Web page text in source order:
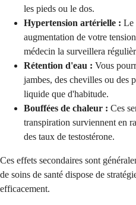
les pieds ou le dos.
Hypertension artérielle : Le
augmentation de votre
médecin la surveillera
Rétention d'eau : Vous
jambes, des chevilles ou des
liquide que d'habitude.
Bouffées de chaleur : Ces
transpiration surviennent en
des taux de testostérone.
Ces effets secondaires sont
de soins de santé dispose de
efficacement.